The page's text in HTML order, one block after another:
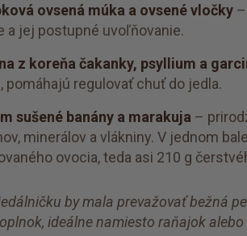
ovsená múka a ovsené vločky
a jej postupné uvoľňovanie.
z koreňa čakanky, psyllium a
pomáhajú regulovať chuť do jedla.
sušené banány a marakuja –
minerálov a vlákniny. V jednom
ovocia, teda asi 210 g
by mala prevažovať bežná
ideálne namiesto raňajok